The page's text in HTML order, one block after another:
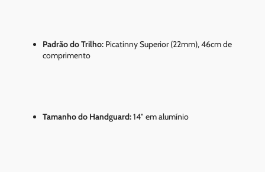
Padrão do Trilho: Picatinny Superior (22mm), 46cm de
comprimento
Tamanho do Handguard:14" em alumínio